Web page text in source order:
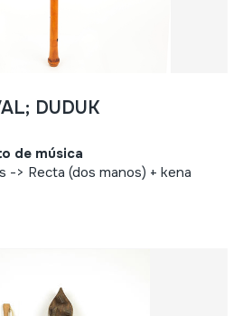
DUDUK
de música
-> Recta (dos manos) + kena